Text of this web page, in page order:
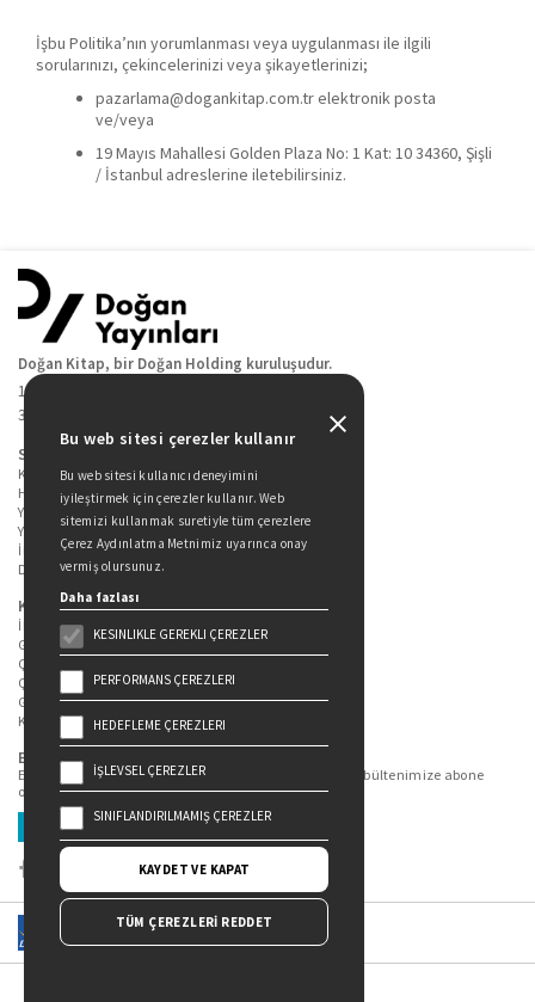
İşbu Politika’nın yorumlanması veya uygulanması ile ilgili
sorularınızı, çekincelerinizi veya şikayetlerinizi;
pazarlama@dogankitap.com.trelektronik posta
ve/veya
19 Mayıs Mahallesi Golden Plaza No: 1 Kat: 10 34360, Şişli
/ İstanbul adreslerine iletebilirsiniz.
Doğan Kitap, bir Doğan Holding kuruluşudur.
19 Mayıs Cad. Golden Plaza No:1 Kat:10
34360 / Şişli / İstanbul
Sitede Yer Alan Sayfalar
Kitaplarımız
Hakkımızda
Yazarlarımız
Yazar Adayları İçin
İletişim
Duygu Asena Roman Ödülü
Kişisel Verilerin Korunması
İlgili Kişi Başvuru Formu
Genel Aydınlatma Metni
Çekiliş Aydınlatma Metni
Çerez Aydınlatma Metni
Gizlilik Politikası
Kullanım Şartları
Bizi Takip Edin...
En güncel kitap ve etkinliklerden haberdar olmak için bültenimize abone
olun.
Üye Ol
Bu web sitesi çerezler kullanır
Bu web sitesi kullanıcı deneyimini
iyileştirmek için çerezler kullanır. Web
sitemizi kullanmak suretiyle tüm çerezlere
Çerez Aydınlatma Metnimiz uyarınca onay
vermiş olursunuz.
Daha fazlası
KESINLIKLE GEREKLI ÇEREZLER
PERFORMANS ÇEREZLERI
HEDEFLEME ÇEREZLERI
İŞLEVSEL ÇEREZLER
SINIFLANDIRILMAMIŞ ÇEREZLER
KAYDET VE KAPAT
TÜM ÇEREZLERİ REDDET